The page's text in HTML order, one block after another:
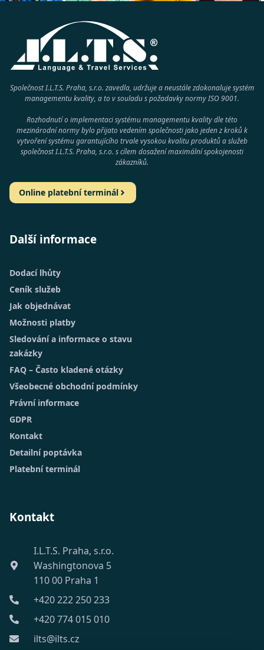
Společnost I.L.T.S. Praha, s.r.o. zavedla, udržuje a neustále zdokonaluje systém
managementu kvality, a to v souladu s požadavky normyISO 9001.
Rozhodnutí o implementaci systému managementu kvality dle této
mezinárodní normy bylo přijato vedením společnosti jako jeden z kroků k
vytvoření systému garantujícího trvale vysokou kvalitu produktů a služeb
společnostI.L.T.S. Praha, s.r.o. s cílem dosažení maximální spokojenosti
zákazníků.
Online platební terminál
Další informace
Dodací lhůty
Ceník služeb
Jak objednávat
Možnosti platby
Sledování a informace o stavu
zakázky
FAQ – Často kladené otázky
Všeobecné obchodní podmínky
Právní informace
GDPR
Kontakt
Detailní poptávka
Platební terminál
Kontakt
I.L.T.S. Praha, s.r.o.
Washingtonova 5
110 00 Praha 1
+420 222 250 233
+420 774 015 010
ilts@ilts.cz